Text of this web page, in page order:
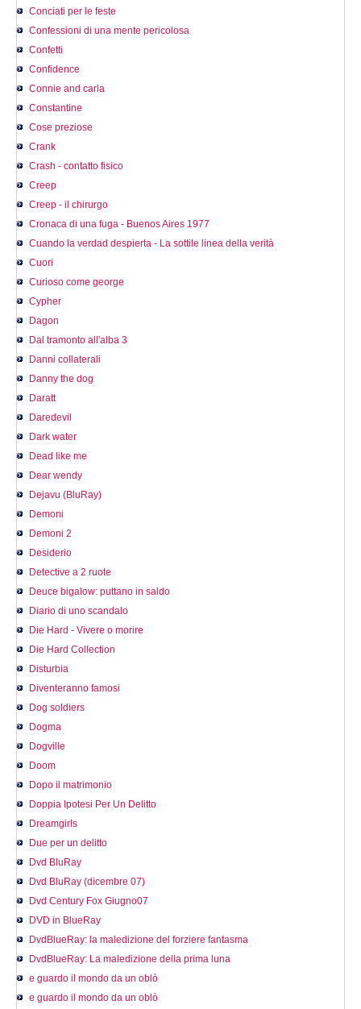
Conciati per le feste
Confessioni di una mente pericolosa
Confetti
Confidence
Connie and carla
Constantine
Cose preziose
Crank
Crash - contatto fisico
Creep
Creep - il chirurgo
Cronaca di una fuga - Buenos Aires 1977
Cuando la verdad despierta - La sottile linea della verità
Cuori
Curioso come george
Cypher
Dagon
Dal tramonto all'alba 3
Danni collaterali
Danny the dog
Daratt
Daredevil
Dark water
Dead like me
Dear wendy
Dejavu (BluRay)
Demoni
Demoni 2
Desiderio
Detective a 2 ruote
Deuce bigalow: puttano in saldo
Diario di uno scandalo
Die Hard - Vivere o morire
Die Hard Collection
Disturbia
Diventeranno famosi
Dog soldiers
Dogma
Dogville
Doom
Dopo il matrimonio
Doppia Ipotesi Per Un Delitto
Dreamgirls
Due per un delitto
Dvd BluRay
Dvd BluRay (dicembre 07)
Dvd Century Fox Giugno07
DVD in BlueRay
DvdBlueRay: la maledizione del forziere fantasma
DvdBlueRay: La maledizione della prima luna
e guardo il mondo da un oblò
e guardo il mondo da un oblò